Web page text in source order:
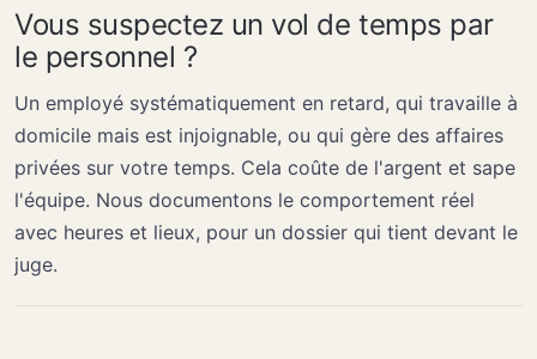
Vous suspectez un vol de temps par
le personnel ?
Un employé systématiquement en retard, qui travaille à
domicile mais est injoignable, ou qui gère des affaires
privées sur votre temps. Cela coûte de l'argent et sape
l'équipe. Nous documentons le comportement réel
avec heures et lieux, pour un dossier qui tient devant le
juge.